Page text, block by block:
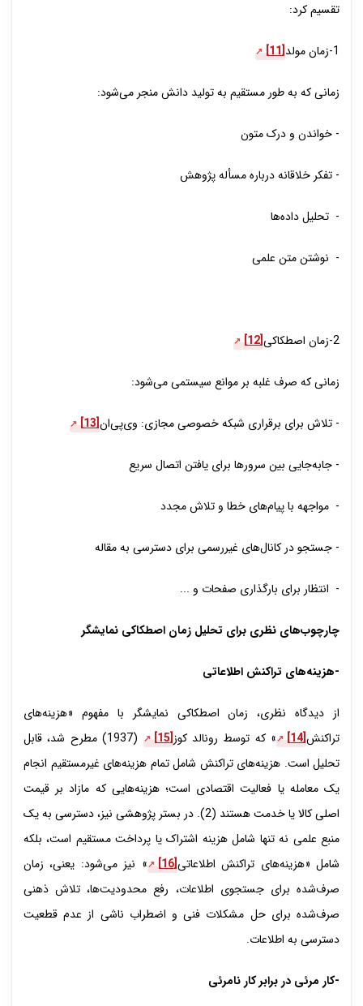
تقسیم کرد:
1-زمان مولد [11]
زمانی که به طور مستقیم به تولید دانش منجر می‌شود:
- خواندن و درک متون
- تفکر خلاقانه درباره مسأله پژوهش
- تحلیل داده‌ها
- نوشتن متن علمی
2-زمان اصطکاکی [12]
زمانی که صرف غلبه بر موانع سیستمی می‌شود:
- تلاش برای برقراری شبکه خصوصی مجازی: وی‌پی‌ان[13]
- جابه‌جایی بین سرورها برای یافتن اتصال سریع
- مواجهه با پیام‌های خطا و تلاش مجدد
- جستجو در کانال‌های غیررسمی برای دسترسی به مقاله
- انتظار برای بارگذاری صفحات و ...
چارچوب‌های نظری برای تحلیل زمان‌ اصطکاکی نمایشگر
-هزینه‌های تراکنش اطلاعاتی
از دیدگاه نظری، زمان اصطکاکی نمایشگر با مفهوم «هزینه‌های
تراکنش[14] » که توسط رونالد کوز[15]
(1937) مطرح شد، قابل
تحلیل است. هزینه‌های تراکنش شامل تمام هزینه‌های غیرمستقیم انجام
یک معامله یا فعالیت اقتصادی است؛ هزینه‌هایی که مازاد بر قیمت
اصلی کالا یا خدمت هستند (2). در بستر پژوهشی نیز، دسترسی به یک
منبع علمی نه تنها شامل هزینه اشتراک یا پرداخت مستقیم است، بلکه
شامل «هزینه‌های تراکنش اطلاعاتی[16]
» نیز می‌شود: یعنی، زمان
صرف‌شده برای جستجوی اطلاعات، رفع محدودیت‌ها، تلاش ذهنی
صرف‌شده برای حل مشکلات فنی و اضطراب ناشی از عدم قطعیت
دسترسی به اطلاعات.
-کار مرئی در برابر کار نامرئی